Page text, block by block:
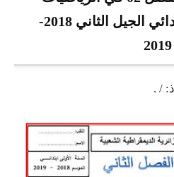
السنة الثالثة متوسط
السنة الرابعة متوسط
بنك الفروض و الاختبارات
محفظة الأستاذ
للسنة الاولى 1 ابتدائي الجيل الثاني 2018-
2019
/
.